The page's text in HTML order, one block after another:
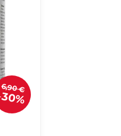
6,90 €
30%